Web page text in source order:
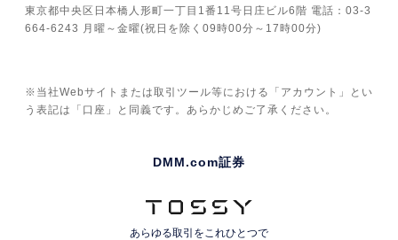
東京都中央区日本橋人形町一丁目1番11号日庄ビル6階 電話：03-3
664-6243 月曜～金曜(祝日を除く09時00分～17時00分)
※当社Webサイトまたは取引ツール等における「アカウント」とい
う表記は「口座」と同義です。あらかじめご了承ください。
DMM.com証券
あらゆる取引をこれひとつで